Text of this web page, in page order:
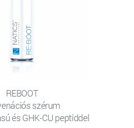
REBOOT
szérum
és GHK-CU peptiddel